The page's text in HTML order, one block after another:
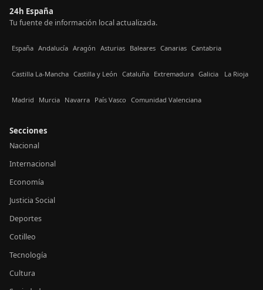
24h España
Tu fuente de información local actualizada.
España Andalucía Aragón Asturias Baleares Canarias Cantabria
Castilla La-Mancha Castilla y León Cataluña Extremadura Galicia La Rioja
Madrid Murcia Navarra País Vasco Comunidad Valenciana
Secciones
Nacional
Internacional
Economía
Justicia Social
Deportes
Cotilleo
Tecnología
Cultura